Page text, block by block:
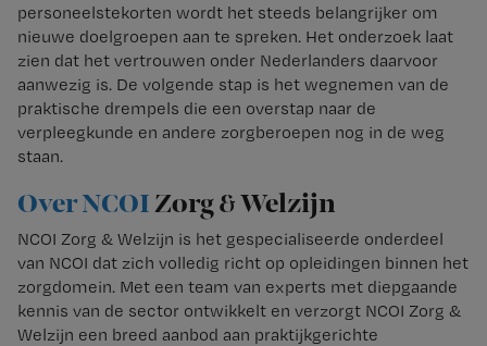
personeelstekorten wordt het steeds belangrijker om
nieuwe doelgroepen aan te spreken. Het onderzoek laat
zien dat het vertrouwen onder Nederlanders daarvoor
aanwezig is. De volgende stap is het wegnemen van de
praktische drempels die een overstap naar de
verpleegkunde en andere zorgberoepen nog in de weg
staan.
Over NCOIZorg & Welzijn
NCOI Zorg & Welzijn is het gespecialiseerde onderdeel
van NCOI dat zich volledig richt op opleidingen binnen het
zorgdomein. Met een team van experts met diepgaande
kennis van de sector ontwikkelt en verzorgt NCOI Zorg &
Welzijn een breed aanbod aan praktijkgerichte